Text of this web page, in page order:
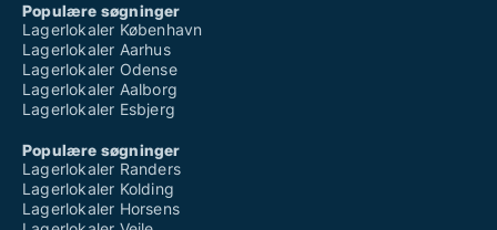
Populære søgninger
Lagerlokaler København
Lagerlokaler Aarhus
Lagerlokaler Odense
Lagerlokaler Aalborg
Lagerlokaler Esbjerg
Populære søgninger
Lagerlokaler Randers
Lagerlokaler Kolding
Lagerlokaler Horsens